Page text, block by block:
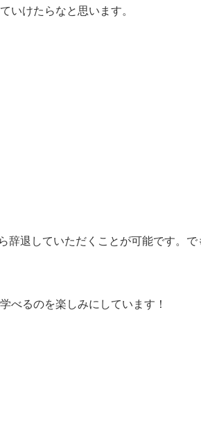
いけたらなと思います。
辞退していただくことが可能です。で
べるのを楽しみにしています！